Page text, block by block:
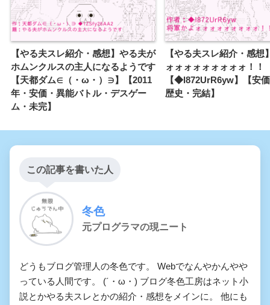
やる夫のブックシェルフ
空とやる夫は０９課に勤務す
るようです
できる夫はTS悪役令嬢になる
東京ブラッドボーン【微安
価・微あんこ】
弦巻マキのゲーム実況 でき
る夫でかまいたちの夜
やる夫エロ本棚
【やる夫スレ紹介・感想】やる夫が
ホムンクルスの主人になるようです
【天都ダム∈（・ω・）∋】【2011
年・安価・異能バトル・デスゲー
ム・未完】
【やる夫スレ紹介・感想
ォォォォォォォォォ！！
【◆l872UrR6yw】【安
歴史・完結】
この記事を書いた人
冬色
元プログラマの現ニート
どうもブログ管理人の冬色です。 Webでなんやかんやや
っている人間です。 (´・ω・) ブログ冬色工房はネット小
説とかやる夫スレとかの紹介・感想をメインに。 他にも